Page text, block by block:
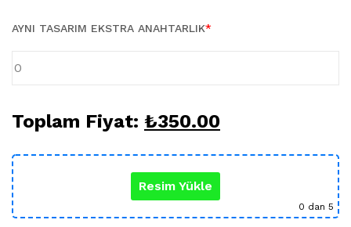
KUPA BARDAK (5)
Öğretmenler Günü (5)
AYNI TASARIM EKSTRA ANAHTARLIK*
Toplam Fiyat: ₺350.00
Resim Yükle
0 dan 5